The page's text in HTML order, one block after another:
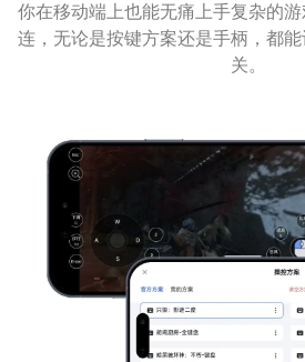
你在移动端上也能无痛上手复杂的
连，无论是按键方案还是手柄，都
关。